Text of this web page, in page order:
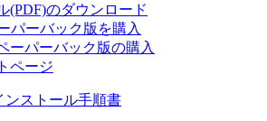
(PDF)のダウンロード
パーバック版を購入
ーパーバック版の購入
ページ